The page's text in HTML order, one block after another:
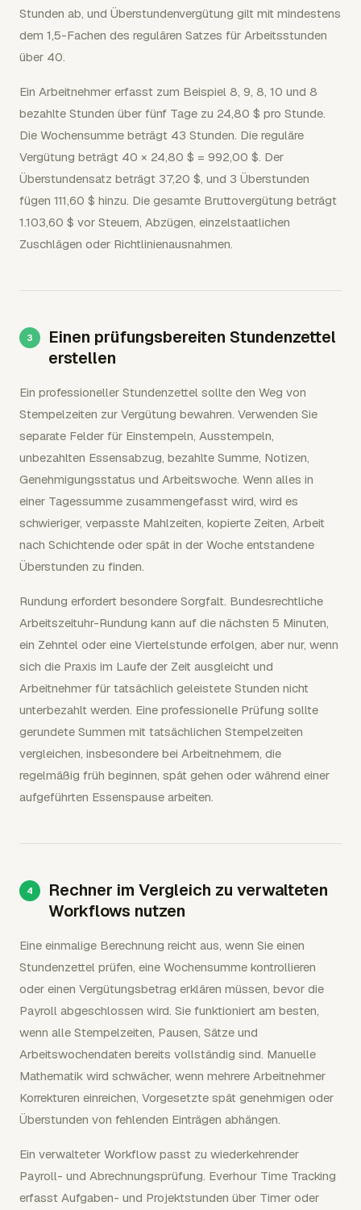
Stunden ab, und Überstundenvergütung gilt mit mindestens
dem 1,5-Fachen des regulären Satzes für Arbeitsstunden
über 40.
Ein Arbeitnehmer erfasst zum Beispiel 8, 9, 8, 10 und 8
bezahlte Stunden über fünf Tage zu 24,80 $ pro Stunde.
Die Wochensumme beträgt 43 Stunden. Die reguläre
Vergütung beträgt 40 × 24,80 $ = 992,00 $. Der
Überstundensatz beträgt 37,20 $, und 3 Überstunden
fügen 111,60 $ hinzu. Die gesamte Bruttovergütung beträgt
1.103,60 $ vor Steuern, Abzügen, einzelstaatlichen
Zuschlägen oder Richtlinienausnahmen.
Einen prüfungsbereiten Stundenzettel
erstellen
Ein professioneller Stundenzettel sollte den Weg von
Stempelzeiten zur Vergütung bewahren. Verwenden Sie
separate Felder für Einstempeln, Ausstempeln,
unbezahlten Essensabzug, bezahlte Summe, Notizen,
Genehmigungsstatus und Arbeitswoche. Wenn alles in
einer Tagessumme zusammengefasst wird, wird es
schwieriger, verpasste Mahlzeiten, kopierte Zeiten, Arbeit
nach Schichtende oder spät in der Woche entstandene
Überstunden zu finden.
Rundung erfordert besondere Sorgfalt. Bundesrechtliche
Arbeitszeituhr-Rundung kann auf die nächsten 5 Minuten,
ein Zehntel oder eine Viertelstunde erfolgen, aber nur, wenn
sich die Praxis im Laufe der Zeit ausgleicht und
Arbeitnehmer für tatsächlich geleistete Stunden nicht
unterbezahlt werden. Eine professionelle Prüfung sollte
gerundete Summen mit tatsächlichen Stempelzeiten
vergleichen, insbesondere bei Arbeitnehmern, die
regelmäßig früh beginnen, spät gehen oder während einer
aufgeführten Essenspause arbeiten.
Rechner im Vergleich zu verwalteten
Workflows nutzen
Eine einmalige Berechnung reicht aus, wenn Sie einen
Stundenzettel prüfen, eine Wochensumme kontrollieren
oder einen Vergütungsbetrag erklären müssen, bevor die
Payroll abgeschlossen wird. Sie funktioniert am besten,
wenn alle Stempelzeiten, Pausen, Sätze und
Arbeitswochendaten bereits vollständig sind. Manuelle
Mathematik wird schwächer, wenn mehrere Arbeitnehmer
Korrekturen einreichen, Vorgesetzte spät genehmigen oder
Überstunden von fehlenden Einträgen abhängen.
Ein verwalteter Workflow passt zu wiederkehrender
Payroll- und Abrechnungsprüfung. Everhour Time Tracking
erfasst Aufgaben- und Projektstunden über Timer oder